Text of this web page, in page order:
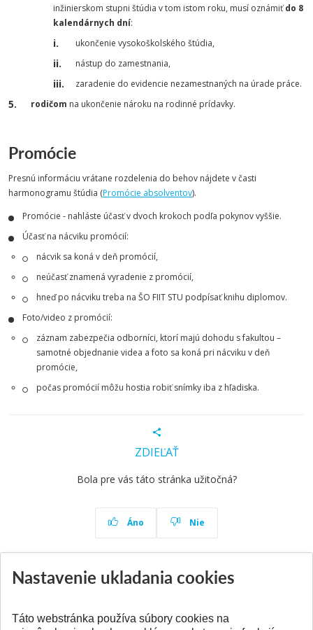
inžinierskom stupni štúdia v tom istom roku, musí oznámiťdo 8
kalendárnych dní:
ukončenie vysokoškolského štúdia,
nástup do zamestnania,
zaradenie do evidencie nezamestnaných na úrade práce.
rodičom na ukončenie nároku na rodinné prídavky.
Promócie
Presnú informáciu vrátane rozdelenia do behov nájdete v časti
harmonogramu štúdia (Promócie absolventov).
Promócie - nahláste účasť v dvoch krokoch podľa pokynov vyššie.
Účasť na nácviku promócií:
nácvik sa koná v deň promócií,
neúčasť znamená vyradenie z promócií,
hneď po nácviku treba na ŠO FIIT STU podpísať knihu diplomov.
Foto/video z promócií:
záznam zabezpečia odborníci, ktorí majú dohodu s fakultou –
samotné objednanie videa a foto sa koná pri nácviku v deň
promócie,
počas promócií môžu hostia robiť snímky iba z hľadiska.
ZDIEĽAŤ
Bola pre vás táto stránka užitočná?
Áno Nie
Nastavenie ukladania cookies
Táto webstránka používa súbory cookies na